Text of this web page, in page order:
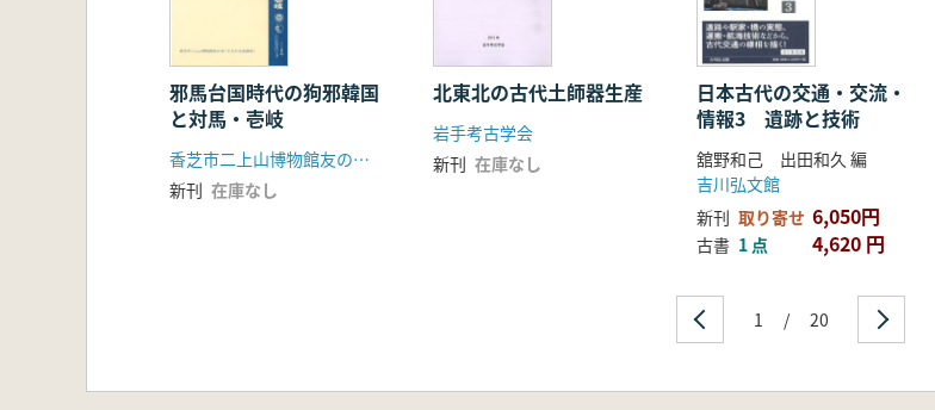
5石室構成石材の応力状態
6比抵抗探査による検討
7地形地質学的検討
8都塚古墳における環境考古学分析
第3章 都塚古墳をめぐる諸問題
1都塚古墳の嬢丘築造過程の復元
2都塚古墳の石室構築過程の復元
3古墳造営に伴う作業工不星と労働量
邪馬台国時代の狗邪韓国
と対馬・壱岐
香芝市二上山博物館友の会「ふたかみ史遊会」
新刊 在庫なし
北東北の古代土師器生産
岩手考古学会
新刊 在庫なし
日本古代の交通・交流・
情報3 遺跡と技術
舘野和己 出田和久 編
吉川弘文館
新刊 取り寄せ 6,050円
古書 1 点 4,620 円
1 / 20